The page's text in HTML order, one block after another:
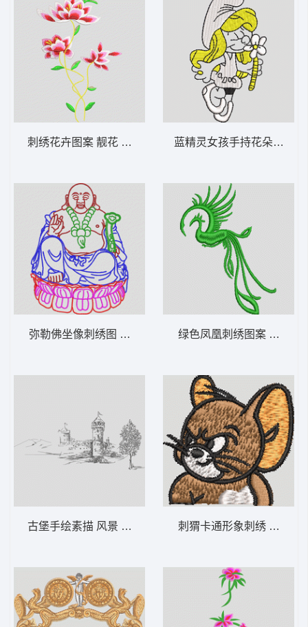
刺绣花卉图案 靓花 旗袍
弥勒佛坐像刺绣图 佛人物
古堡手绘素描 风景 简笔画
蓝精灵女孩手持花朵 蓝精灵
绿色凤凰刺绣图案 凤凰
刺猬卡通形象刺绣 老鼠